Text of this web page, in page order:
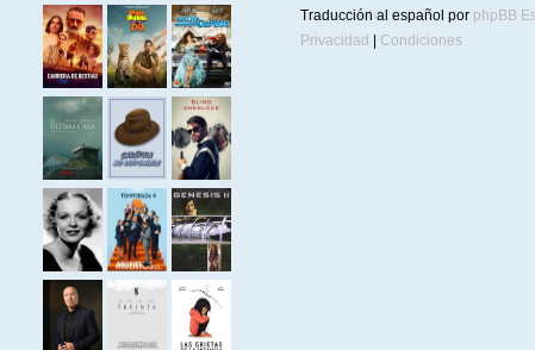
Traducción al español por phpBB
Privacidad
Condiciones